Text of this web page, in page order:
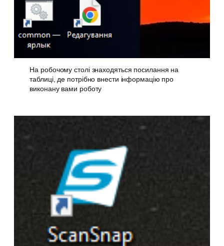
На робочому столі знаходяться посилання на
таблиці, де потрібно внести інформацію про
виконану вами роботу